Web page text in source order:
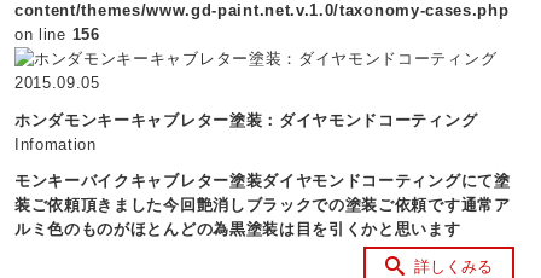
content/themes/www.gd-paint.net.v.1.0/taxonomy-cases.php
on line 156
2015.09.05
ホンダモンキーキャブレター塗装：ダイヤモンドコーティング
Infomation
モンキーバイクキャブレター塗装ダイヤモンドコーティングにて塗
装ご依頼頂きました今回艶消しブラックでの塗装ご依頼です通常ア
ルミ色のものがほとんどの為黒塗装は目を引くかと思います
詳しくみる